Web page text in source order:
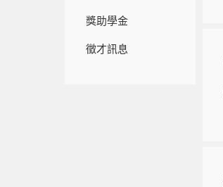
獎助學金
徵才訊息